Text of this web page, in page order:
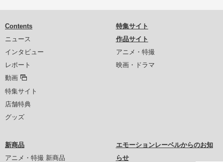
Contents
ニュース
インタビュー
レポート
動画
特集サイト
店舗特典
グッズ
特集サイト
作品サイト
アニメ・特撮
映画・ドラマ
新商品
アニメ・特撮 新商品
エモーションレーベルからのお知
らせ